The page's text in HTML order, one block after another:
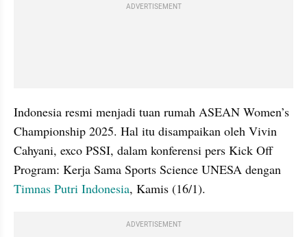
ADVERTISEMENT
Indonesia resmi menjadi tuan rumah ASEAN Women’s
Championship 2025. Hal itu disampaikan oleh Vivin
Cahyani, exco PSSI, dalam konferensi pers Kick Off
Timnas Putri Indonesia, Kamis (16/1).
ADVERTISEMENT